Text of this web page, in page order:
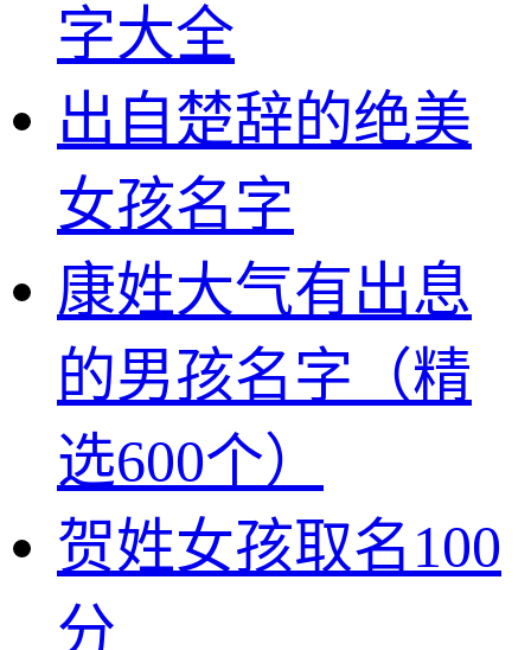
字大全
出自楚辞的绝美
女孩名字
康姓大气有出息
的男孩名字（精
选600个）
贺姓女孩取名100
分